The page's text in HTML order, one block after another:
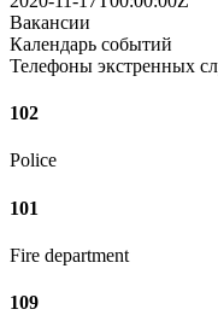
Вакансии
Календарь событий
Телефоны экстренных
102
Police
101
Fire department
109